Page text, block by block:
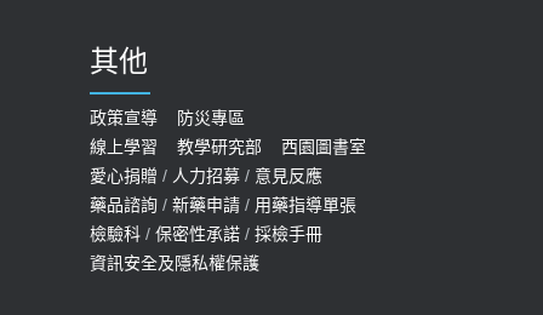
預約
2022-01-07
114年【公費流感及新冠疫苗】門診
預約
2025-09-30
其他
政策宣導
防災專區
線上學習
教學研究部
西園圖書室
愛心捐贈 / 人力招募 / 意見反應
藥品諮詢 / 新藥申請 / 用藥指導單張
檢驗科 / 保密性承諾 / 採檢手冊
資訊安全及隱私權保護